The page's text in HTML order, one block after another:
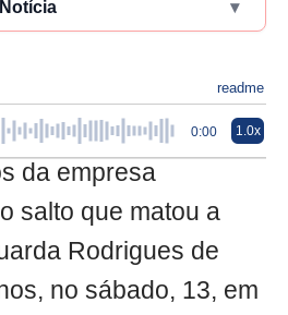
▾
readme
0:00 1.0x
da empresa
salto que matou a
Rodrigues de
no sábado, 13, em